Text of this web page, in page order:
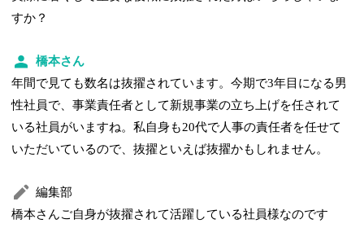
すか？
橋本さん
年間で見ても数名は抜擢されています。今期で3年目になる男
性社員で、事業責任者として新規事業の立ち上げを任されて
いる社員がいますね。私自身も20代で人事の責任者を任せて
いただいているので、抜擢といえば抜擢かもしれません。
編集部
橋本さんご自身が抜擢されて活躍している社員様なのです